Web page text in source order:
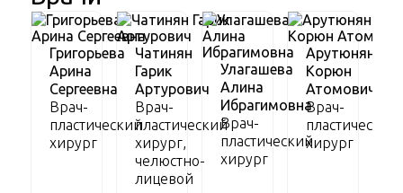
Григорьева
Арина
Сергеевна
Врач-
пластический
хирург
Чатинян
Гарик
Артурович
Врач-
пластический
хирург,
челюстно-
лицевой
Улагашева
Алина
Ибрагимовна
Врач-
пластический
хирург
Арутюнян
Корюн
Атомович
Врач-
пластический
хирург